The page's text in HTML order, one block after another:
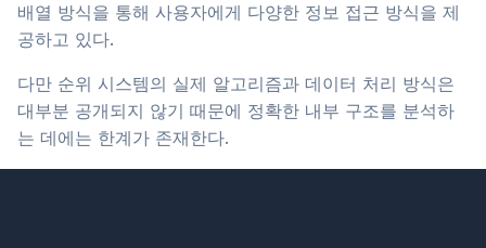
배열 방식을 통해 사용자에게 다양한 정보 접근 방식을 제
공하고 있다.
다만 순위 시스템의 실제 알고리즘과 데이터 처리 방식은
대부분 공개되지 않기 때문에 정확한 내부 구조를 분석하
는 데에는 한계가 존재한다.